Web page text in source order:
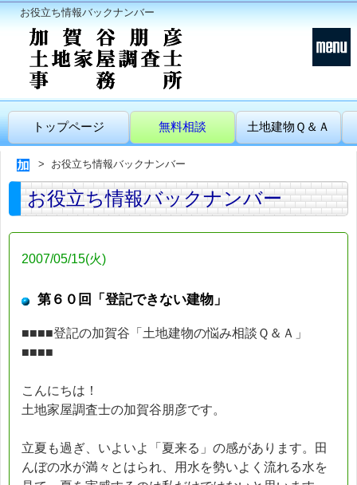
お役立ち情報バックナンバー
トップページ 無料相談 土地建物Ｑ＆Ａ
お役立ち情報バックナンバー
お役立ち情報バックナンバー
2007/05/15(火)
第６０回「登記できない建物」
■■■■登記の加賀谷「土地建物の悩み相談Ｑ＆Ａ」
■■■■
こんにちは！
土地家屋調査士の加賀谷朋彦です。
立夏も過ぎ、いよいよ「夏来る」の感があります。田
んぼの水が満々とはられ、用水を勢いよく流れる水を